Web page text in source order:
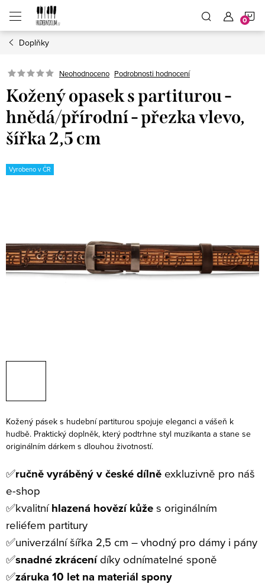
obsah
Doplňky
Neohodnoceno Podrobnosti hodnocení
Kožený opasek s partiturou -
hnědá/přírodní - přezka vlevo,
šířka 2,5 cm
Vyrobeno v ČR
Kožený pásek s hudební partiturou spojuje eleganci a vášeň k
hudbě. Praktický doplněk, který podtrhne styl muzikanta a stane se
originálním dárkem s dlouhou životností.
✅ručně vyráběný v české dílně exkluzivně pro náš
e-shop
✅kvalitníhlazená hovězí kůžes originálním
reliéfem partitury
✅univerzální šířka 2,5 cm – vhodný pro dámy i pány
✅snadné zkrácenídíky odnímatelné sponě
✅záruka 10 let na materiál spony